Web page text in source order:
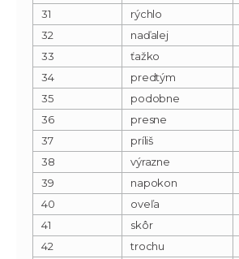
31
rýchlo
32
naďalej
33
ťažko
34
predtým
35
podobne
36
presne
37
príliš
38
výrazne
39
napokon
40
oveľa
41
skôr
42
trochu